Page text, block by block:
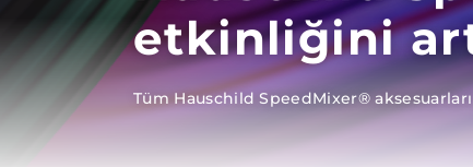
etkinliğini
Tüm Hauschild SpeedMixer®